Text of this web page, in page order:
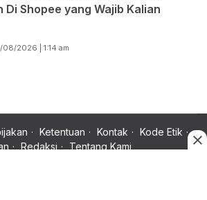
Di Shopee yang Wajib Kalian
2026 | 1:14 am
Ketentuan Kontak
Kode Etik
Redaksi Tentang Kami